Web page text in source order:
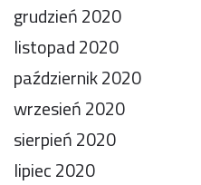
grudzień 2020
listopad 2020
październik 2020
wrzesień 2020
sierpień 2020
lipiec 2020